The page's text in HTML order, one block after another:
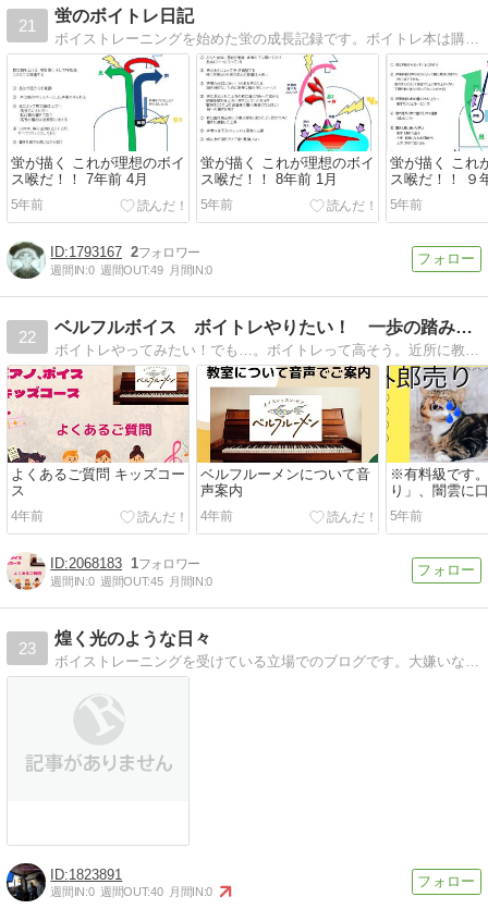
21
蛍のボイトレ日記
ボイストレーニングを始めた蛍の成長記録です。ボイトレ本は購入していますがボイトレ教室などには通わず自己流（？）でトレーニングを続けています。
蛍が描く これが理想のボイ
ス喉だ！！ 7年前 4月
5年前
蛍が描く これが理想のボイ
ス喉だ！！ 8年前 1月
5年前
蛍が描く これ
ス喉だ！！ ９
5年前
1793167 2
週間IN:0 週間OUT:49 月間IN:0
22
ベルフルボイス ボイトレやりたい！ 一歩の踏み出し方
よくあるご質問 キッズコー
ス
4年前
ベルフルーメンについて音
声案内
4年前
※有料級です
り」、闇雲に
じゃ上達しな
強力な練習方
声あり
5年前
2068183 1
週間IN:0 週間OUT:45 月間IN:0
23
煌く光のような日々
1823891
週間IN:0 週間OUT:40 月間IN:0